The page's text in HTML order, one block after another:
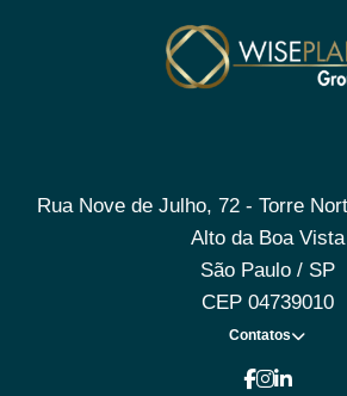
Rua Nove de Julho, 72 - Torre
Alto da Boa Vista
São Paulo / SP
CEP 04739010
Contatos